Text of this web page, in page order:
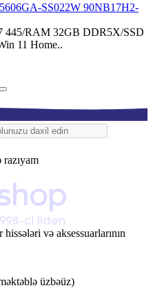
SS022W 90NB17H2-
445/RAM 32GB DDR5X/SSD
11 Home..
və aksessuarlarının
üzbəüz)